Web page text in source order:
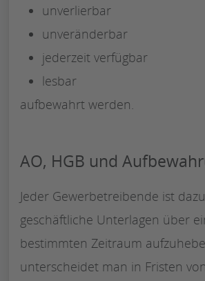
unverlierbar
unveränderbar
jederzeit verfügbar
lesbar
aufbewahrt werden.
AO, HGB und
Jeder Gewerbetreibende ist
geschäftliche Unterlagen über
bestimmten Zeitraum
unterscheidet man in Fristen